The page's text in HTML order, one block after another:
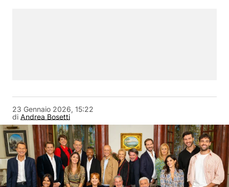
di Andrea Bosetti
23 Gennaio 2026, 15:22